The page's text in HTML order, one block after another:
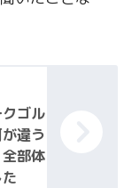
ゴル
違う
部体